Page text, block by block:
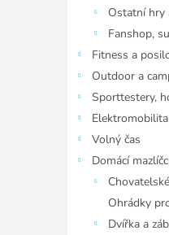
Ostatní hry
Fanshop,
Fitness a
Outdoor a
Sporttestery,
Elektromobilita
Volný čas
Domácí
Ohrádky
Dvířka a